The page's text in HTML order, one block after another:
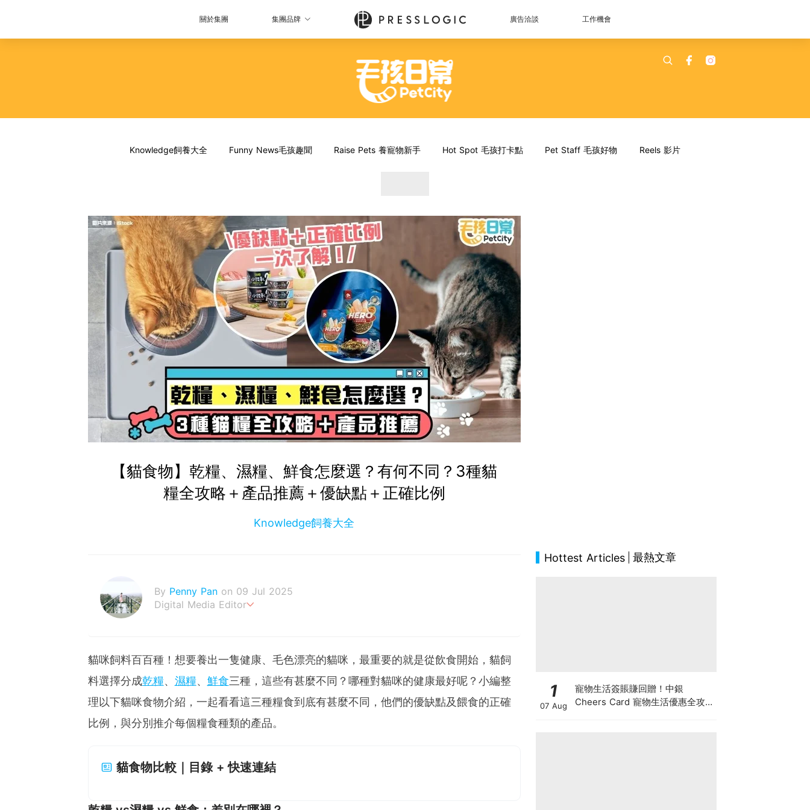
關於集團 集團品牌 廣告洽談 工作機會
Knowledge飼養大全 Funny News毛孩趣聞 Raise Pets 養寵物新手 Hot Spot 毛孩打卡點 Pet Staff 毛孩好物 Reels 影片
【貓食物】乾糧、濕糧、鮮食怎麼選？有何不同？3種貓
糧全攻略＋產品推薦＋優缺點＋正確比例
Knowledge飼養大全
By Penny Pan on 09 Jul 2025
Digital Media Editor
貓咪飼料百百種！想要養出一隻健康、毛色漂亮的貓咪，最重要的就是從飲食開始，貓飼
料選擇分成乾糧、 濕糧、 鮮食三種，這些有甚麼不同？哪種對貓咪的健康最好呢？小編整
理以下貓咪食物介紹，一起看看這三種糧食到底有甚麼不同，他們的優缺點及餵食的正確
比例，與分別推介每個糧食種類的產品。
貓食物比較｜目錄 + 快速連結
Hottest Articles 最熱文章
1
07 Aug
寵物生活簽賬賺回贈！中銀
Cheers Card 寵物生活優惠全攻